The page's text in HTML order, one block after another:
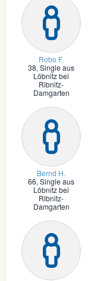
Robo F.
38, Single aus
Löbnitz bei
Ribnitz-
Damgarten
Bernd H.
66, Single aus
Löbnitz bei
Ribnitz-
Damgarten